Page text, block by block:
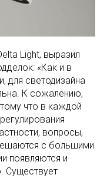
Light, выразил
«Как и в
для светодизайна
К сожалению,
что в каждой
вопросы,
с большими
появляются и
Существует